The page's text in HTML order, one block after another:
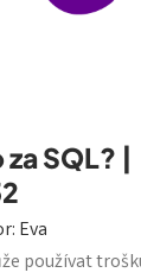
SQL? |
: Eva
používat